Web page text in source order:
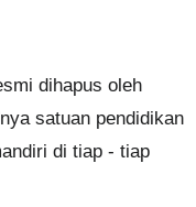
dihapus oleh
satuan pendidikan
di tiap - tiap